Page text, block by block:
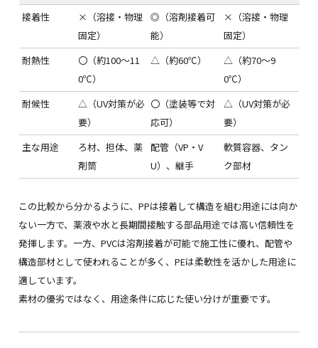
接着性
×（溶接・物理
固定）
◎（溶剤接着可
能）
×（溶接・物理
固定）
耐熱性
〇（約100〜11
0℃）
△（約60℃）
△（約70〜9
0℃）
耐候性
△（UV対策が必
要）
〇（塗装等で対
応可）
△（UV対策が必
要）
主な用途
ろ材、担体、薬
剤筒
配管（VP・V
U）、継手
軟質容器、タン
ク部材
この比較から分かるように、PPは接着して構造を組む用途には向か
ない一方で、薬液や水と長期間接触する部品用途では高い信頼性を
発揮します。一方、PVCは溶剤接着が可能で施工性に優れ、配管や
構造部材として使われることが多く、PEは柔軟性を活かした用途に
適しています。
素材の優劣ではなく、用途条件に応じた使い分けが重要です。